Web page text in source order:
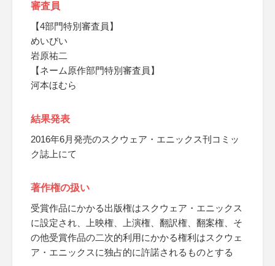
審査員
【4部門特別審査員】
めいびい
岩原祐二
【ネーム原作部門特別審査員】
河本ほむら
結果発表
2016年6月発売のスクウェア・エニックス刊コミッ
ク誌上にて
著作権の扱い
受賞作品にかかる出版権はスクウェア・エニックス
に設定され、上映権、上演権、翻訳権、翻案権、そ
の他受賞作品の二次的利用にかかる権利はスクウェ
ア・エニックスに独占的に許諾されるものとする